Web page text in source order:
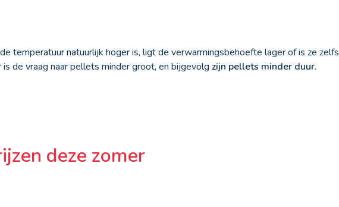
temperatuur natuurlijk hoger is, ligt de verwarmingsbehoefte lager of is ze zelfs
de vraag naar pellets minder groot, en bijgevolg zijn pellets minder duur.
deze zomer